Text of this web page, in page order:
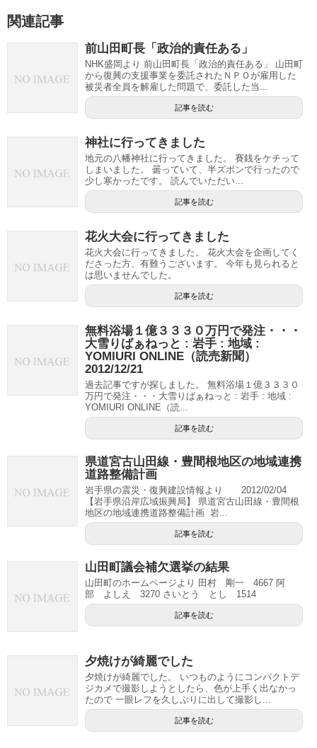
関連記事
前山田町長「政治的責任ある」
NHK盛岡より 前山田町長「政治的責任ある」 山田町
から復興の支援事業を委託されたＮＰＯが雇用した
被災者全員を解雇した問題で、委託した当...
記事を読む
神社に行ってきました
地元の八幡神社に行ってきました。 賽銭をケチって
しまいました。 曇っていて、半ズボンで行ったので
少し寒かったです。 読んでいただい...
記事を読む
花火大会に行ってきました
花火大会に行ってきました。 花火大会を企画してく
ださった方、有難うございます。 今年も見られると
は思いませんでした。
記事を読む
無料浴場１億３３３０万円で発注・・・
大雪りばぁねっと : 岩手 : 地域 :
YOMIURI ONLINE（読売新聞）
2012/12/21
過去記事ですが探しました。 無料浴場１億３３３０
万円で発注・・・大雪りばぁねっと : 岩手 : 地域 :
YOMIURI ONLINE（読...
記事を読む
県道宮古山田線・豊間根地区の地域連携
道路整備計画
岩手県の震災・復興建設情報より 2012/02/04
【岩手県沿岸広域振興局】 県道宮古山田線・豊間根
地区の地域連携道路整備計画 岩...
記事を読む
山田町議会補欠選挙の結果
山田町のホームページより 田村 剛一 4667 阿
部 よしえ 3270 さいとう とし 1514
記事を読む
夕焼けが綺麗でした
夕焼けが綺麗でした。 いつものようにコンパクトデ
ジカメで撮影しようとしたら、色が上手く出なかっ
たので 一眼レフを久しぶりに出して撮影し...
記事を読む